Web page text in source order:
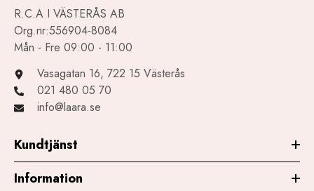
R.C.A I VÄSTERÅS AB
Org.nr:556904-8084
Mån - Fre 09:00 - 11:00
Vasagatan 16, 722 15 Västerås
021 480 05 70
info@laara.se
Kundtjänst
Information